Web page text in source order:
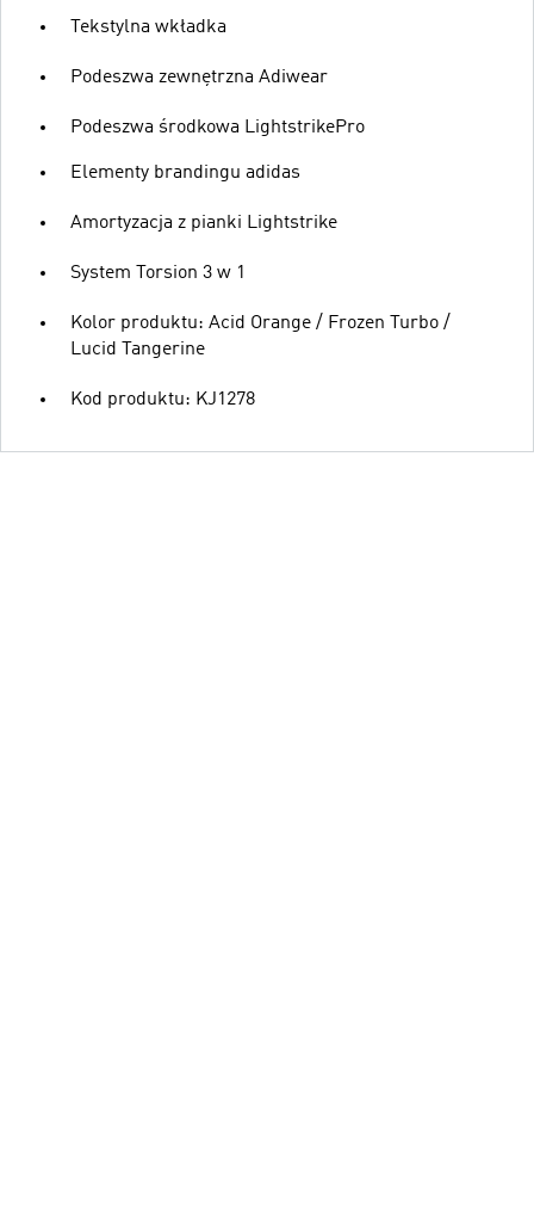
Tekstylna wkładka
Podeszwa zewnętrzna Adiwear
Podeszwa środkowa LightstrikePro
Elementy brandingu adidas
Amortyzacja z pianki Lightstrike
System Torsion 3 w 1
Kolor produktu: Acid Orange / Frozen Turbo /
Lucid Tangerine
Kod produktu: KJ1278